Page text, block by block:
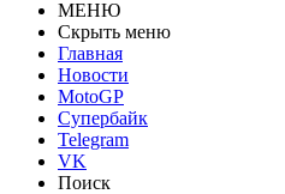
МЕНЮ
Скрыть меню
Главная
Новости
MotoGP
Супербайк
Telegram
VK
Поиск